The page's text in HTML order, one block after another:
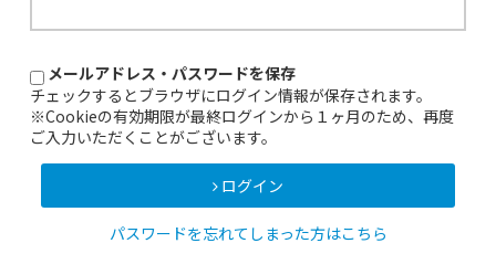
メールアドレス・パスワードを保存
チェックするとブラウザにログイン情報が保存されます。
※Cookieの有効期限が最終ログインから１ヶ月のため、再度
ご入力いただくことがございます。
ログイン
パスワードを忘れてしまった方はこちら